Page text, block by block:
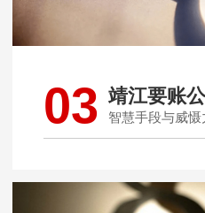
03 靖江要账
智慧手段与威